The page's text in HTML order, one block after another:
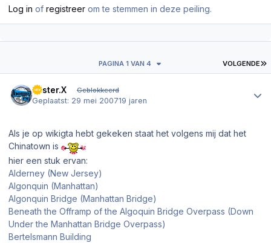
Log in of registreer om te stemmen in deze peiling.
VOLGENDE
PAGINA 1 VAN 4
Mister.X Geblokkeerd
Geplaatst: 29 mei 200719 jaren
Als je op wikigta hebt gekeken staat het volgens mij dat het
Chinatown is
hier een stuk ervan:
Alderney (New Jersey)
Algonquin (Manhattan)
Algonquin Bridge (Manhattan Bridge)
Beneath the Offramp of the Algoquin Bridge Overpass (Down
Under the Manhattan Bridge Overpass)
Bertelsmann Building